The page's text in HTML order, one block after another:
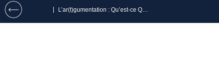
L’ar(t)gumentation : Qu’est-ce Qu’une Bonne Argumentation Publicitaire ?